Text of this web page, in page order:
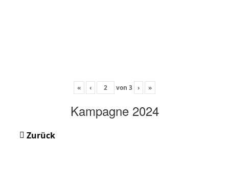
« ‹ von 3 › »
Kampagne 2024
Zurück